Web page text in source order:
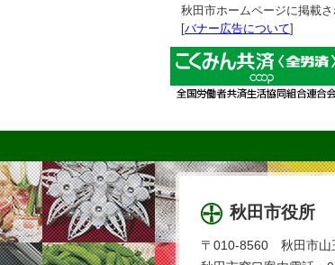
秋田市ホームページに掲載
[バナー広告について]
秋田市役所
〒010-8560 秋田市山